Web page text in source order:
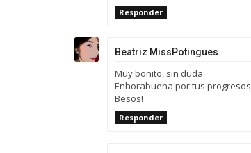
Responder
Beatriz MissPotingues
Muy bonito, sin duda.
Enhorabuena por tus
Besos!
Responder